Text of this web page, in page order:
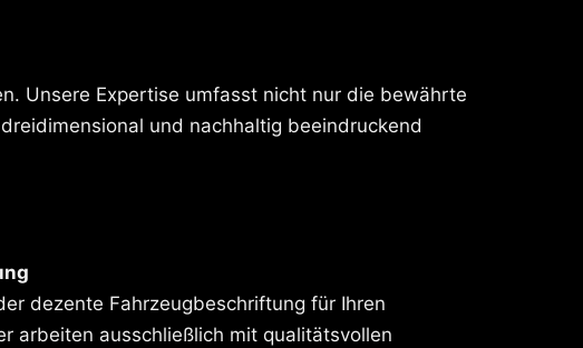
Unsere Expertise umfasst nicht nur die bewährte
und nachhaltig beeindruckend
dezente Fahrzeugbeschriftung für Ihren
arbeiten ausschließlich mit qualitätsvollen